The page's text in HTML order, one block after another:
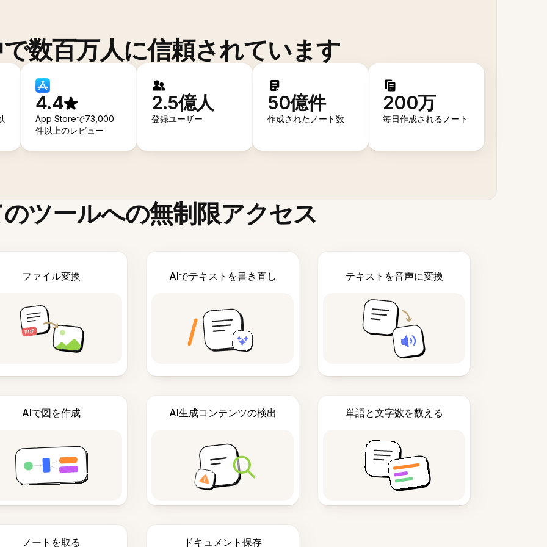
数百万人に信頼されています
4.4
App Storeで73,000
件以上のレビュー
2.5億人
登録ユーザー
50億件
作成されたノート数
200万
毎日作成されるノート
ツールへの無制限アクセス
ファイル変換 AIでテキストを書き直し テキストを音声に変換
AIで図を作成 AI生成コンテンツの検出 単語と文字数を数える
ノートを取る ドキュメント保存